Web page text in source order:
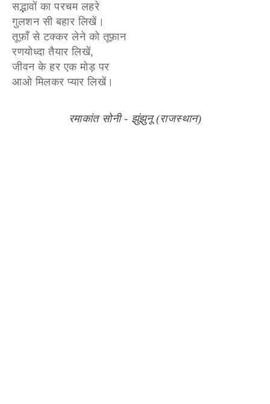
सद्भावों का परचम लहरे
गुलशन सी बहार लिखें।
तूफ़ाँ से टक्कर लेने को तूफ़ान
रणयोध्दा तैयार लिखें,
जीवन के हर एक मोड़ पर
आओ मिलकर प्यार लिखें।
रमाकांत सोनी - झुंझुनू (राजस्थान)